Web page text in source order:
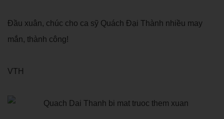
Đầu xuân, chúc cho ca sỹ Quách Đại Thành nhiều may
mắn, thành công!
VTH